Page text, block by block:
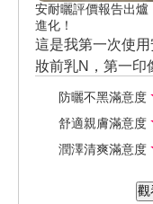
安耐曬評價報告出
進化！
這是我第一次使
妝前乳N，第一印
味,不會刺鼻但也
相較其他妝前乳
點但保濕能力和
他妝前乳來說他
連續使用了一段
防曬不黑滿意度
舒適親膚滿意度
潤澤清爽滿意度
觀